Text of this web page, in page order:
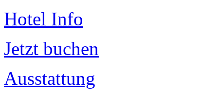
Hotel Info
Jetzt buchen
Ausstattung